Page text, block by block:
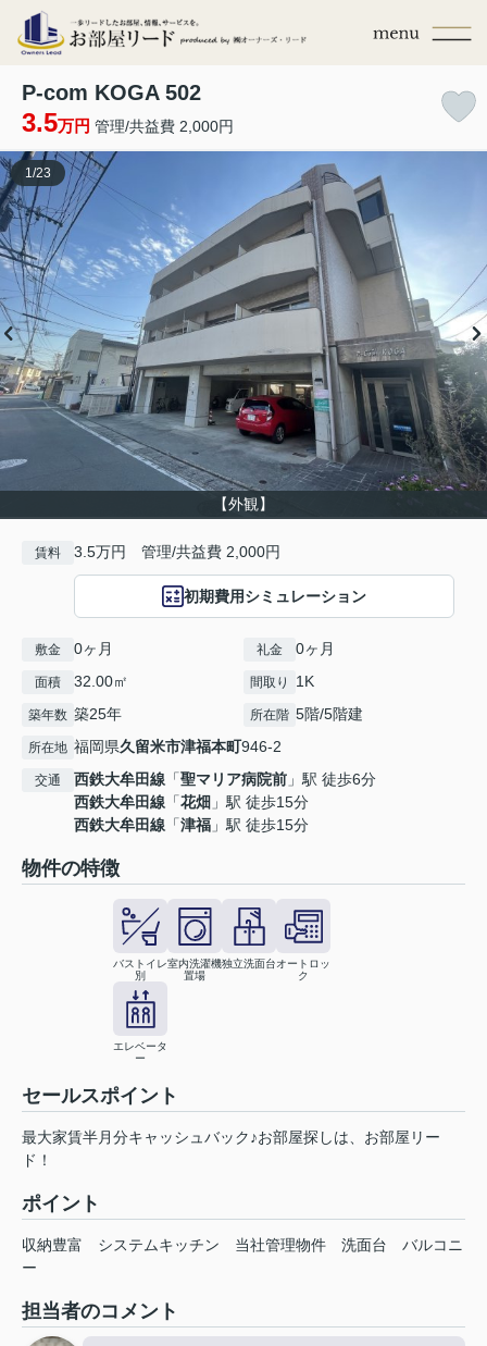
P-com KOGA 502
3.5万円 管理/共益費 2,000円
【外観】
1 /23
賃料 3.5万円 管理/共益費 2,000円
初期費用シミュレーション
敷金 0ヶ月 礼金 0ヶ月
面積 32.00㎡ 間取り 1K
築年数 築25年 所在階 5階/5階建
所在地 福岡県久留米市津福本町946-2
交通 西鉄大牟田線 「聖マリア病院前 」駅 徒歩6分
西鉄大牟田線 「花畑 」駅 徒歩15分
西鉄大牟田線 「津福 」駅 徒歩15分
物件の特徴
バストイレ
別
室内洗濯機
置場
独立洗面台オートロッ
ク
エレベータ
ー
セールスポイント
最大家賃半月分キャッシュバック♪お部屋探しは、お部屋リー
ド！
ポイント
収納豊富 システムキッチン 当社管理物件 洗面台
バルコニ
ー
担当者のコメント